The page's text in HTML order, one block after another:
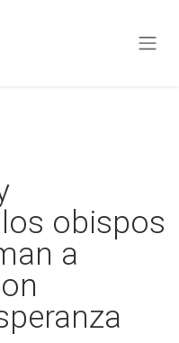
obispos
a